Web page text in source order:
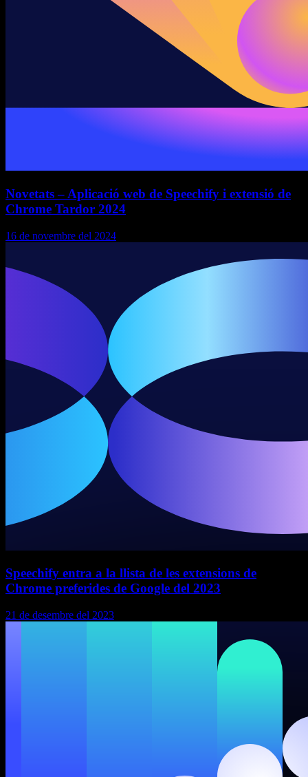
Novetats – Aplicació web de Speechify i extensió de
Chrome Tardor 2024
16 de novembre del 2024
Speechify entra a la llista de les extensions de
Chrome preferides de Google del 2023
21 de desembre del 2023